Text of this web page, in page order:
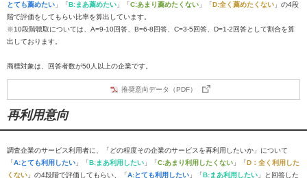
とても薦めたい 」「B:まあ薦めたい 」「C:あまり薦めたくない 」「D:全く薦めたくない 」の4段
階で評価をしてもらい比率を算出しています。
※10段階聴取については、A=9-10回答、B=6-8回答、C=3-5回答、D=1-2回答として割合を算
出しております。
商標対象は、回答者数が50人以上の企業です。
推奨意向データ（PDF）
再利用意向
調査企業のサービス利用者に、「どの程度その企業のサービスを再利用したいか」について
「A:とても利用したい 」「B:まあ利用したい 」「C:あまり利用したくない 」「D：全く利用した
くない 」の4段階で評価してもらい、「A:とても利用したい 」「B:まあ利用したい 」と回答した